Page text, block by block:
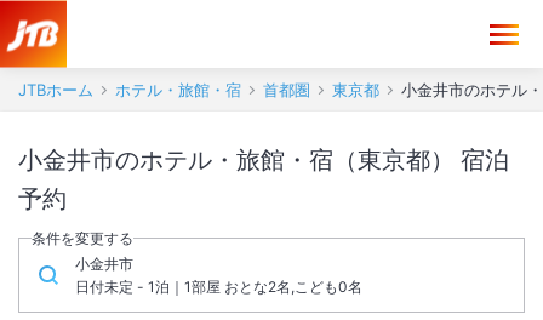
JTBホーム ホテル・旅館・宿 首都圏 東京都 小金井市のホテル
小金井市のホテル・旅館・宿（東京都） 宿泊
予約
条件を変更する
小金井市
日付未定 - 1泊｜1部屋 おとな2名,こども0名